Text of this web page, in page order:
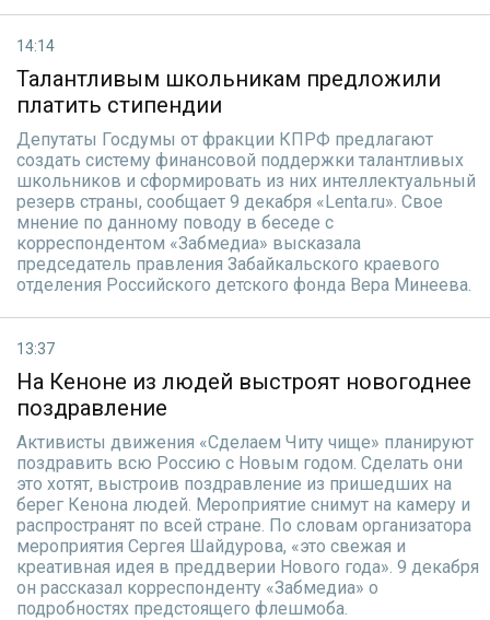
14:14
Талантливым школьникам предложили
платить стипендии
Депутаты Госдумы от фракции КПРФ предлагают
создать систему финансовой поддержки талантливых
школьников и сформировать из них интеллектуальный
резерв страны, сообщает 9 декабря «Lenta.ru». Свое
мнение по данному поводу в беседе с
корреспондентом «Забмедиа» высказала
председатель правления Забайкальского краевого
отделения Российского детского фонда Вера Минеева.
13:37
На Кеноне из людей выстроят новогоднее
поздравление
Активисты движения «Сделаем Читу чище» планируют
поздравить всю Россию с Новым годом. Сделать они
это хотят, выстроив поздравление из пришедших на
берег Кенона людей. Мероприятие снимут на камеру и
распространят по всей стране. По словам организатора
мероприятия Сергея Шайдурова, «это свежая и
креативная идея в преддверии Нового года». 9 декабря
он рассказал корреспонденту «Забмедиа» о
подробностях предстоящего флешмоба.